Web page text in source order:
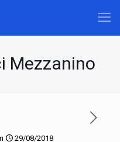
Mezzanino
29/08/2018